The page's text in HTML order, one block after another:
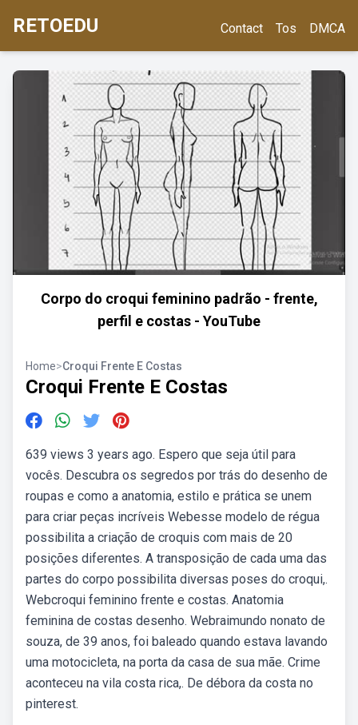
RETOEDU Contact Tos DMCA
Corpo do croqui feminino padrão - frente,
perfil e costas - YouTube
Home>Croqui Frente E Costas
Croqui Frente E Costas
639 views 3 years ago. Espero que seja útil para
vocês. Descubra os segredos por trás do desenho de
roupas e como a anatomia, estilo e prática se unem
para criar peças incríveis Webesse modelo de régua
possibilita a criação de croquis com mais de 20
posições diferentes. A transposição de cada uma das
partes do corpo possibilita diversas poses do croqui,.
Webcroqui feminino frente e costas. Anatomia
feminina de costas desenho. Webraimundo nonato de
souza, de 39 anos, foi baleado quando estava lavando
uma motocicleta, na porta da casa de sua mãe. Crime
aconteceu na vila costa rica,. De débora da costa no
pinterest.